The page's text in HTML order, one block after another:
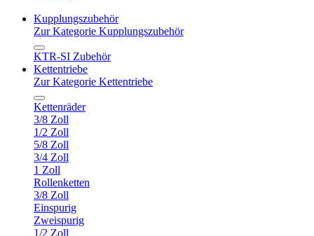
Kupplungszubehör
Zur Kategorie Kupplungszubehör
KTR-SI Zubehör
Kettentriebe
Zur Kategorie Kettentriebe
Kettenräder
3/8 Zoll
1/2 Zoll
5/8 Zoll
3/4 Zoll
1 Zoll
Rollenketten
3/8 Zoll
Einspurig
Zweispurig
1/2 Zoll